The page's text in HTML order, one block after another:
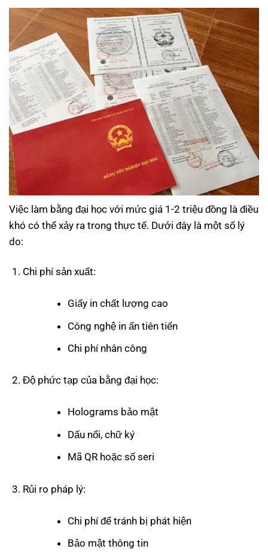
Việc làm bằng đại học với mức giá 1-2 triệu đồng là điều
khó có thể xảy ra trong thực tế. Dưới đây là một số lý
do:
Chi phí sản xuất:
Giấy in chất lượng cao
Công nghệ in ấn tiên tiến
Chi phí nhân công
Độ phức tạp của bằng đại học:
Holograms bảo mật
Dấu nổi, chữ ký
Mã QR hoặc số seri
Rủi ro pháp lý:
Chi phí để tránh bị phát hiện
Bảo mật thông tin